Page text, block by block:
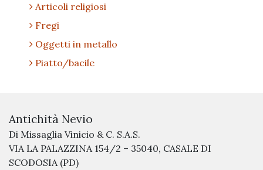
Articoli religiosi
Fregi
Oggetti in metallo
Piatto/bacile
Antichità Nevio
Di Missaglia Vinicio & C. S.A.S.
VIA LA PALAZZINA 154/2 – 35040, CASALE DI
SCODOSIA (PD)